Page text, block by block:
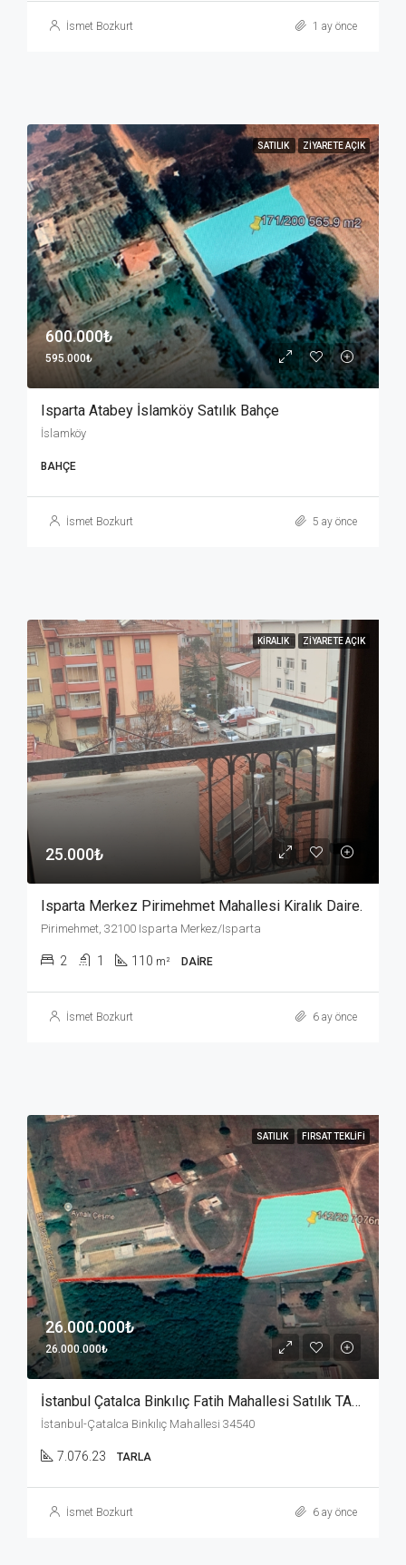
İsmet Bozkurt 1 ay önce
SATILIK ZIYARETE AÇIK
600.000₺
595.000₺
Isparta Atabey İslamköy Satılık Bahçe
İslamköy
BAHÇE
İsmet Bozkurt 5 ay önce
KIRALIK ZIYARETE AÇIK
25.000₺
Isparta Merkez Pirimehmet Mahallesi Kiralık Daire.
Pirimehmet, 32100 Isparta Merkez/Isparta
2 1 110 m² DAIRE
İsmet Bozkurt 6 ay önce
SATILIK FIRSAT TEKLIFI
26.000.000₺
26.000.000₺
İstanbul Çatalca Binkılıç Fatih Mahallesi Satılık TARLA.
İstanbul-Çatalca Binkılıç Mahallesi 34540
7.076.23 TARLA
İsmet Bozkurt 6 ay önce